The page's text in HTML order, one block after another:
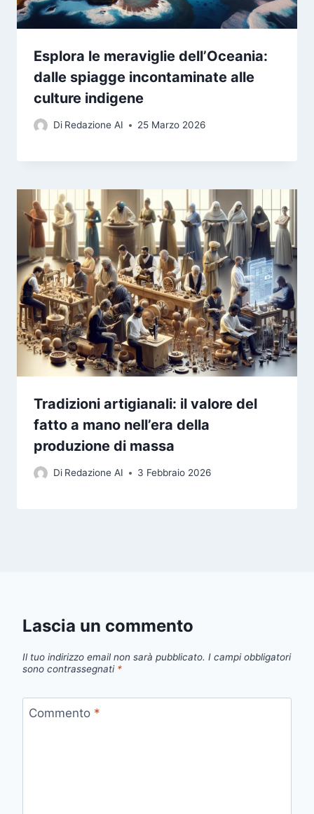
Esplora le meraviglie dell’Oceania:
dalle spiagge incontaminate alle
culture indigene
Di Redazione AI 25 Marzo 2026
Tradizioni artigianali: il valore del
fatto a mano nell’era della
produzione di massa
Di Redazione AI 3 Febbraio 2026
Lascia un commento
Il tuo indirizzo email non sarà pubblicato. I campi obbligatori
sono contrassegnati *
Commento *